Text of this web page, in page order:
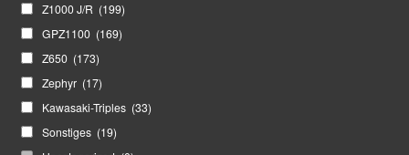
Z1000 J/R (199)
GPZ1100 (169)
Z650 (173)
Zephyr (17)
Kawasaki-Triples (33)
Sonstiges (19)